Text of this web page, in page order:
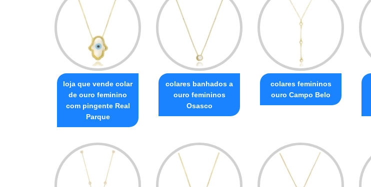
loja que vende colar
de ouro feminino
com pingente Real
Parque
colares banhados a
ouro femininos
Osasco
colares femininos
ouro Campo Belo